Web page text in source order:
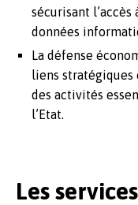
sécurisant
données
La défense
liens
des activités
l’Etat.
Les